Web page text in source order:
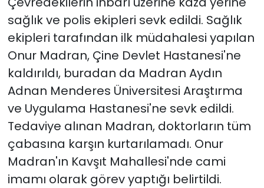
sağlık ve polis ekipleri sevk edildi. Sağlık
ekipleri tarafından ilk müdahalesi yapılan
Onur Madran, Çine Devlet Hastanesi'ne
kaldırıldı, buradan da Madran Aydın
Adnan Menderes Üniversitesi Araştırma
ve Uygulama Hastanesi'ne sevk edildi.
Tedaviye alınan Madran, doktorların tüm
çabasına karşın kurtarılamadı. Onur
Madran'ın Kavşıt Mahallesi'nde cami
imamı olarak görev yaptığı belirtildi.
Yurt